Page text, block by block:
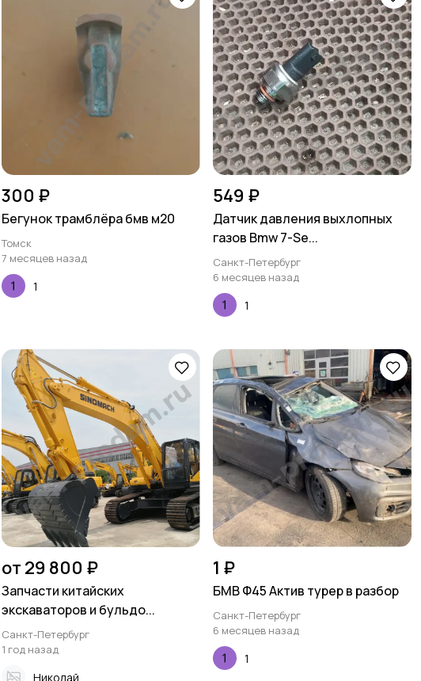
300 ₽
Бегунок трамблёра бмв м20
Томск
7 месяцев назад
1
549 ₽
Датчик давления выхлопных
газов Bmw 7-Se...
Санкт-Петербург
6 месяцев назад
1
от 29 800 ₽
Запчасти китайских
экскаваторов и бульдо...
Санкт-Петербург
1 год назад
Николай
1 ₽
БМВ Ф45 Актив турер в разбор
Санкт-Петербург
6 месяцев назад
1